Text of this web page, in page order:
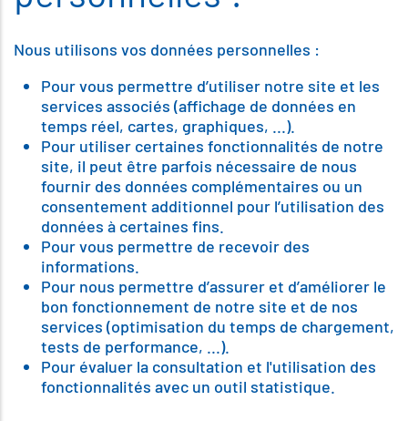
Nous utilisons vos données personnelles :
Pour vous permettre d’utiliser notre site et les
services associés (affichage de données en
temps réel, cartes, graphiques, ...).
Pour utiliser certaines fonctionnalités de notre
site, il peut être parfois nécessaire de nous
fournir des données complémentaires ou un
consentement additionnel pour l’utilisation des
données à certaines fins.
Pour vous permettre de recevoir des
informations.
Pour nous permettre d’assurer et d’améliorer le
bon fonctionnement de notre site et de nos
services (optimisation du temps de chargement,
tests de performance, ...).
Pour évaluer la consultation et l'utilisation des
fonctionnalités avec un outil statistique.